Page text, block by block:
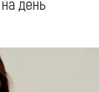
день